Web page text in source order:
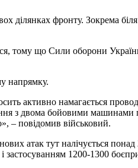
ділянках фронту. Зокрема
тому що Сили оборони
напрямку.
активно намагається
з двома бойовими
– повідомив військовий.
атак тут налічується
застосуванням 1200-1300